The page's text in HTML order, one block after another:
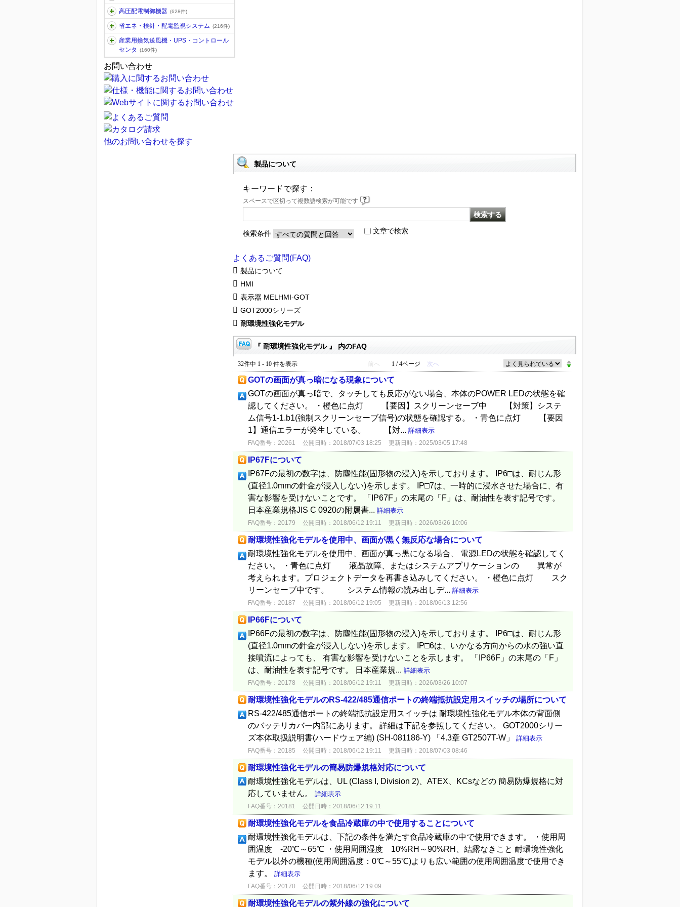
高圧配電制御機器 (628件)
省エネ・検針・配電監視システム (216件)
産業用換気送風機・UPS・コントロール
センタ
(160件)
お問い合わせ
他のお問い合わせを探す
製品について
キーワードで探す：
スペースで区切って複数語検索が可能です
検索条件 文章で検索
よくあるご質問(FAQ)
製品について
HMI
表示器 MELHMI-GOT
GOT2000シリーズ
耐環境性強化モデル
『 耐環境性強化モデル 』 内のFAQ
32件中 1 - 10 件を表示 前へ 1 / 4ページ 次へ
GOTの画面が真っ暗になる現象について
GOTの画面が真っ暗で、タッチしても反応がない場合、本体のPOWER LEDの状態を確
認してください。 ・橙色に点灯 【要因】スクリーンセーブ中 【対策】システ
ム信号1-1.b1(強制スクリーンセーブ信号)の状態を確認する。 ・青色に点灯 【要因
1】通信エラーが発生している。 【対... 詳細表示
FAQ番号：20261 公開日時：2018/07/03 18:25 更新日時：2025/03/05 17:48
IP67Fについて
IP67Fの最初の数字は、防塵性能(固形物の浸入)を示しております。 IP6□は、耐じん形
(直径1.0mmの針金が浸入しない)を示します。 IP□7は、一時的に浸水させた場合に、有
害な影響を受けないことです。 「IP67F」の末尾の「F」は、耐油性を表す記号です。
日本産業規格JIS C 0920の附属書... 詳細表示
FAQ番号：20179 公開日時：2018/06/12 19:11 更新日時：2026/03/26 10:06
耐環境性強化モデルを使用中、画面が黒く無反応な場合について
耐環境性強化モデルを使用中、画面が真っ黒になる場合、 電源LEDの状態を確認してく
ださい。 ・青色に点灯 液晶故障、またはシステムアプリケーションの 異常が
考えられます。プロジェクトデータを再書き込みしてください。 ・橙色に点灯 スク
リーンセーブ中です。 システム情報の読み出しデ... 詳細表示
FAQ番号：20187 公開日時：2018/06/12 19:05 更新日時：2018/06/13 12:56
IP66Fについて
IP66Fの最初の数字は、防塵性能(固形物の浸入)を示しております。 IP6□は、耐じん形
(直径1.0mmの針金が浸入しない)を示します。 IP□6は、いかなる方向からの水の強い直
接噴流によっても、 有害な影響を受けないことを示します。 「IP66F」の末尾の「F」
は、耐油性を表す記号です。 日本産業規... 詳細表示
FAQ番号：20178 公開日時：2018/06/12 19:11 更新日時：2026/03/26 10:07
耐環境性強化モデルのRS-422/485通信ポートの終端抵抗設定用スイッチの場所について
RS-422/485通信ポートの終端抵抗設定用スイッチは 耐環境性強化モデル本体の背面側
のバッテリカバー内部にあります。 詳細は下記を参照してください。 GOT2000シリー
ズ本体取扱説明書(ハードウェア編) (SH-081186-Y) 「4.3章 GT2507T-W」 詳細表示
FAQ番号：20185 公開日時：2018/06/12 19:11 更新日時：2018/07/03 08:46
耐環境性強化モデルの簡易防爆規格対応について
耐環境性強化モデルは、UL (Class I, Division 2)、ATEX、KCsなどの 簡易防爆規格に対
応していません。 詳細表示
FAQ番号：20181 公開日時：2018/06/12 19:11
耐環境性強化モデルを食品冷蔵庫の中で使用することについて
耐環境性強化モデルは、下記の条件を満たす食品冷蔵庫の中で使用できます。 ・使用周
囲温度 -20℃～65℃ ・使用周囲湿度 10%RH～90%RH、結露なきこと 耐環境性強化
モデル以外の機種(使用周囲温度：0℃～55℃)よりも広い範囲の使用周囲温度で使用でき
ます。 詳細表示
FAQ番号：20170 公開日時：2018/06/12 19:09
耐環境性強化モデルの紫外線の強化について